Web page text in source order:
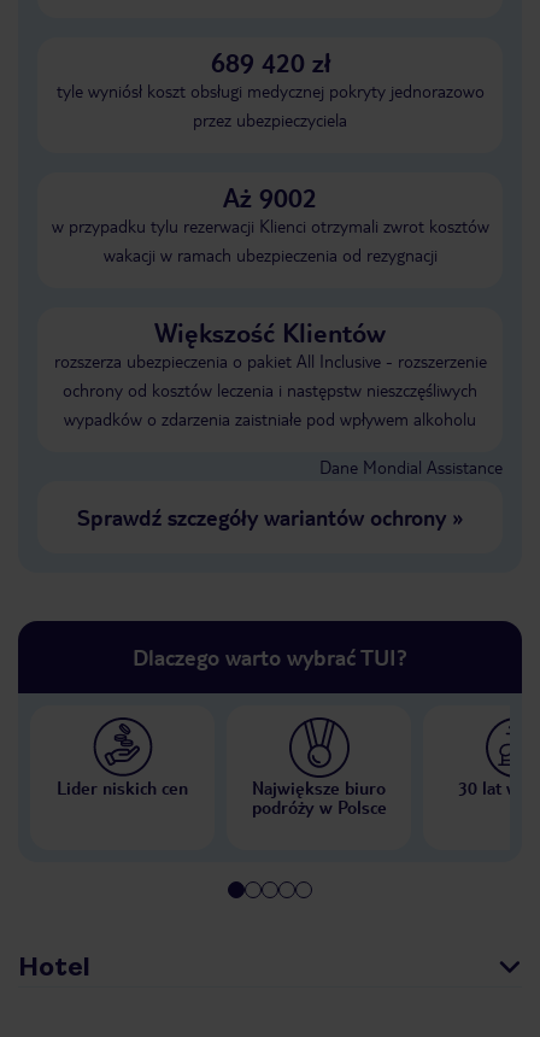
689 420 zł
tyle wyniósł koszt obsługi medycznej pokryty jednorazowo
przez ubezpieczyciela
Aż 9002
w przypadku tylu rezerwacji Klienci otrzymali zwrot kosztów
wakacji w ramach ubezpieczenia od rezygnacji
Większość Klientów
rozszerza ubezpieczenia o pakiet All Inclusive - rozszerzenie
ochrony od kosztów leczenia i następstw nieszczęśliwych
wypadków o zdarzenia zaistniałe pod wpływem alkoholu
Dane Mondial Assistance
Sprawdź szczegóły wariantów ochrony»
Dlaczego warto wybrać TUI?
Lider niskich cen
Największe biuro
podróży w Polsce
30 lat w
Hotel